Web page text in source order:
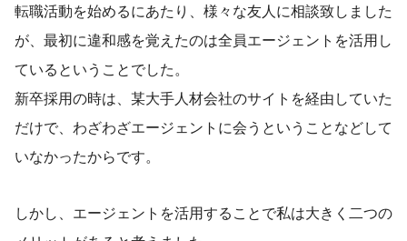
転職活動を始めるにあたり、様々な友人に相談致しました
が、最初に違和感を覚えたのは全員エージェントを活用し
ているということでした。
新卒採用の時は、某大手人材会社のサイトを経由していた
だけで、わざわざエージェントに会うということなどして
いなかったからです。
しかし、エージェントを活用することで私は大きく二つの